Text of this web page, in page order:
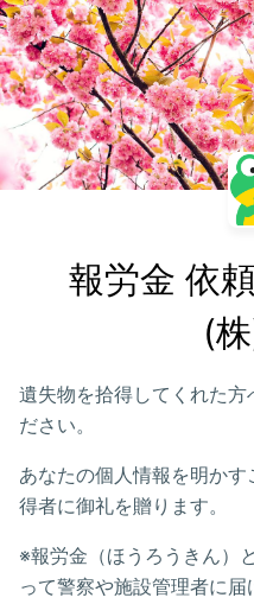
報労金 依
(
遺失物を拾得してくれた方
ださい。
あなたの個人情報を明か
得者に御礼を贈ります。
※報労金（ほうろうきん）
って警察や施設管理者に